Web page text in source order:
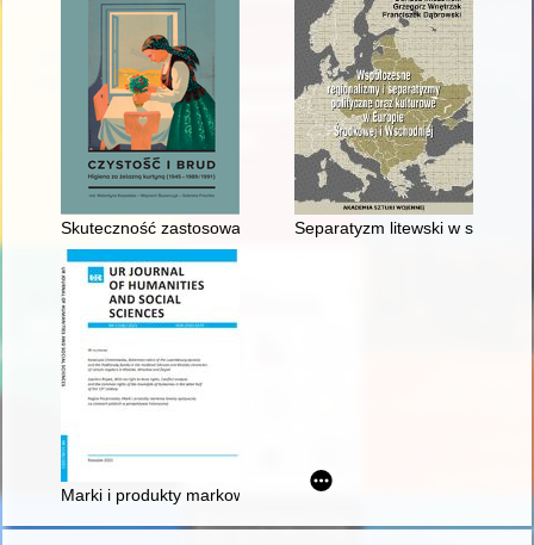
Skuteczność zastosowania nowych metod zmniejszania
Separatyzm litewski w strefie
Marki i produkty markowe branży spożywczej na ziemiach